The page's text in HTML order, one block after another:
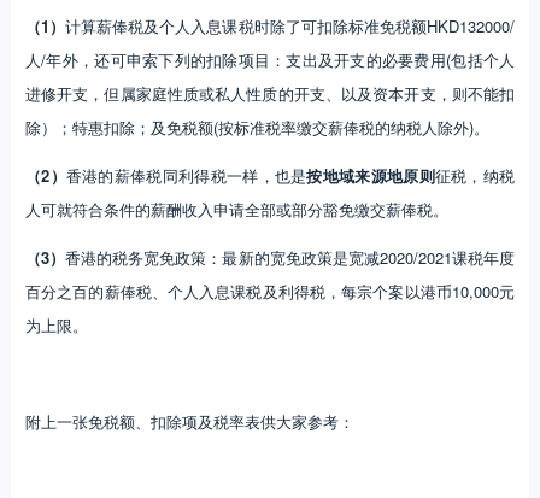
（1）计算薪俸税及个人入息课税时除了可扣除标准免税额HKD132000/
人/年外，还可申索下列的扣除项目：支出及开支的必要费用(包括个人
进修开支，但属家庭性质或私人性质的开支、以及资本开支，则不能扣
除）；特惠扣除；及免税额(按标准税率缴交薪俸税的纳税人除外)。
（2） 香港的薪俸税同利得税一样，也是按地域来源地原则征税，纳税
人可就符合条件的薪酬收入申请全部或部分豁免缴交薪俸税。
（3）香港的税务宽免政策：最新的宽免政策是宽减2020/2021课税年度
百分之百的薪俸税、个人入息课税及利得税，每宗个案以港币10,000元
为上限。
附上一张免税额、扣除项及税率表供大家参考：